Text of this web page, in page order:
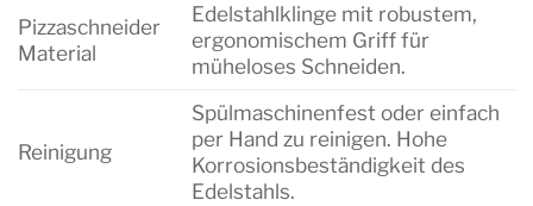
Pizzaschneider
Material
Edelstahlklinge mit robustem,
ergonomischem Griff für
müheloses Schneiden.
Reinigung
Spülmaschinenfest oder einfach
per Hand zu reinigen. Hohe
Korrosionsbeständigkeit des
Edelstahls.